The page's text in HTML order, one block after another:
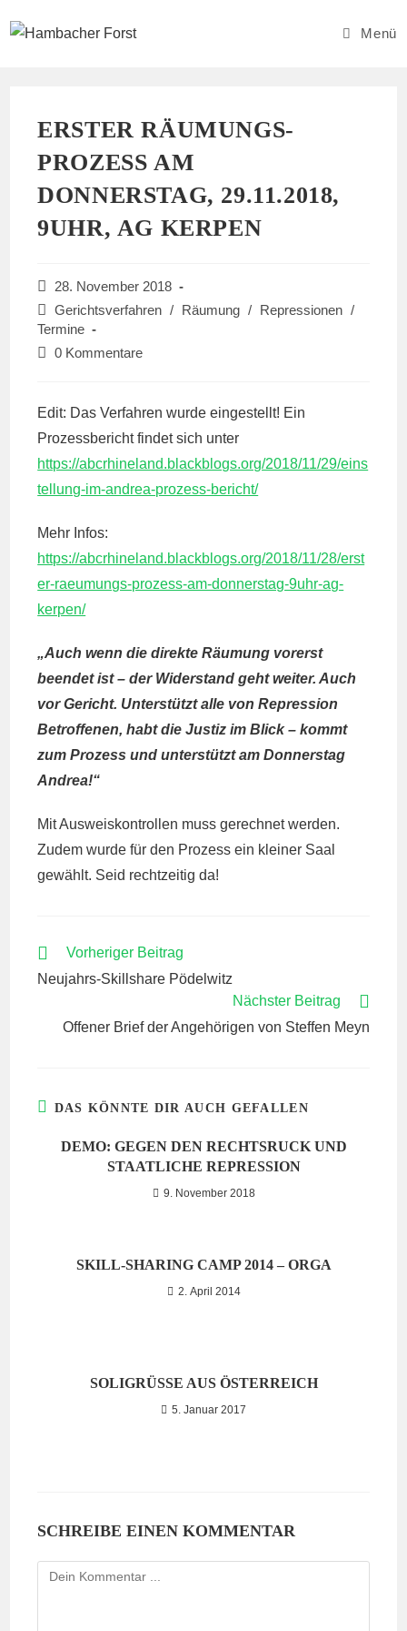
Inhalt
Menü
ERSTER RÄUMUNGS-
PROZESS AM
DONNERSTAG, 29.11.2018,
9UHR, AG KERPEN
Beitrag
veröffentlicht:
28. November 2018
Beitrags-
Kategorie:
Gerichtsverfahren / Räumung / Repressionen /
Termine
Beitrags-
0 Kommentare
Edit: Das Verfahren wurde eingestellt! Ein
Prozessbericht findet sich unter
https://abcrhineland.blackblogs.org/2018/11/29/eins
tellung-im-andrea-prozess-bericht/
Mehr Infos:
https://abcrhineland.blackblogs.org/2018/11/28/erst
er-raeumungs-prozess-am-donnerstag-9uhr-ag-
kerpen/
„Auch wenn die direkte Räumung vorerst
beendet ist – der Widerstand geht weiter. Auch
vor Gericht. Unterstützt alle von Repression
Betroffenen, habt die Justiz im Blick – kommt
zum Prozess und unterstützt am Donnerstag
Andrea!“
Mit Ausweiskontrollen muss gerechnet werden.
Zudem wurde für den Prozess ein kleiner Saal
gewählt. Seid rechtzeitig da!
WEITERE
ANSEHEN
Vorheriger Beitrag
Neujahrs-Skillshare Pödelwitz
Nächster Beitrag
Offener Brief der Angehörigen von Steffen Meyn
DAS KÖNNTE DIR AUCH GEFALLEN
DEMO: GEGEN DEN RECHTSRUCK UND
STAATLICHE REPRESSION
9. November 2018
SKILL-SHARING CAMP 2014 – ORGA
2. April 2014
SOLIGRÜSSE AUS ÖSTERREICH
5. Januar 2017
SCHREIBE EINEN KOMMENTAR
Kommentieren